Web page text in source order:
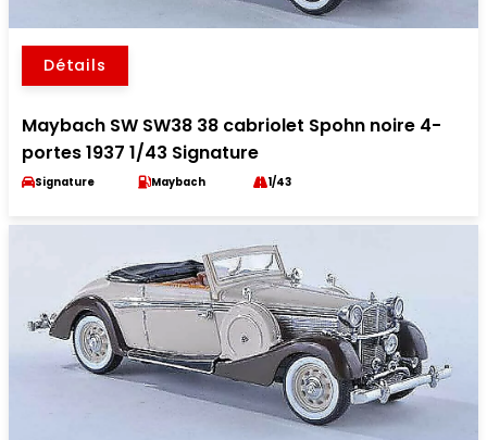
Détails
Maybach SW SW38 38 cabriolet Spohn noire 4-
portes 1937 1/43 Signature
Signature Maybach 1/43